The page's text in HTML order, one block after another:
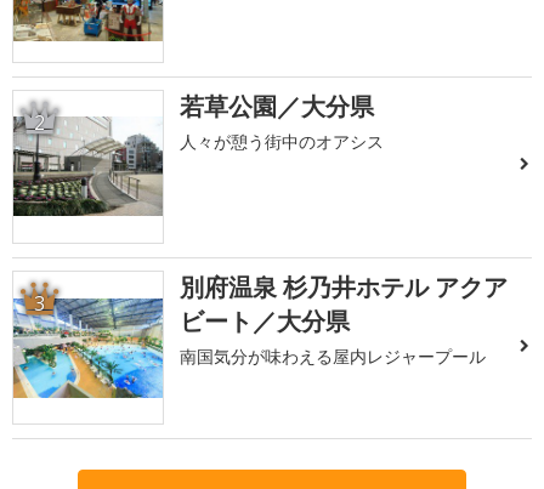
2 若草公園／大分県
人々が憩う街中のオアシス
3
別府温泉 杉乃井ホテル アクア
ビート／大分県
南国気分が味わえる屋内レジャープール